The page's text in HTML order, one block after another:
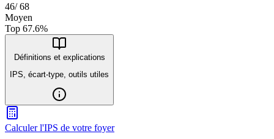
46/68
Moyen
Top 67.6%
Définitions et explications
IPS, écart-type, outils utiles
Calculer l'IPS de votre foyer